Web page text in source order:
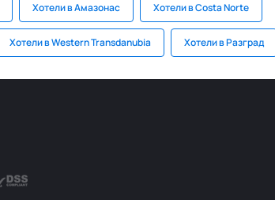
Хотели в Амазонас Хотели в Costa Norte
Хотели в Western Transdanubia Хотели в Разград